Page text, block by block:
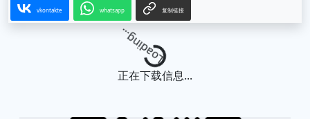
vkontakte whatsapp 复制链接
Loading...
正在下载信息...